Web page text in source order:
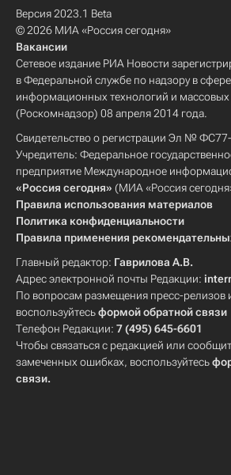
Версия 2023.1 Beta
© 2026 МИА «Россия сегодня»
Вакансии
Сетевое издание РИА Новости
в Федеральной службе по надзору в
информационных технологий и
(Роскомнадзор) 08 апреля 2014 года.
Свидетельство о регистрации Эл №
Учредитель: Федеральное
предприятие Международное
«Россия сегодня» (МИА «Россия
Правила использования материалов
Политика конфиденциальности
Правила применения
Главный редактор: Гаврилова А.В.
Адрес электронной почты Редакции:
По вопросам размещения пресс-релизов
воспользуйтесьформой обратной связи
Телефон Редакции: 7 (495) 645-6601
Чтобы связаться с редакцией или
замеченных ошибках, воспользуйтесь
связи.